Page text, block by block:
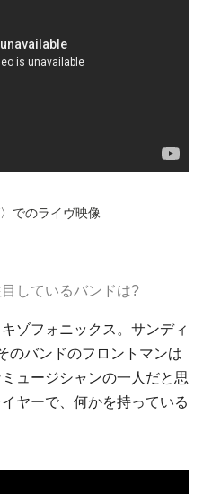
でのライヴ映像
しているバンドは?
ゾフォニックス。サンディ
のバンドのフロントマンは
ュージシャンの一人だと思
ヤーで、何かを持っている